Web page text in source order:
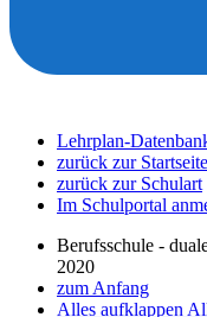
Lehrplan-
zurück zur Startseite
zurück zur Schulart
Im Schulportal
Berufsschule -
2020
zum Anfang
Alles aufklappen